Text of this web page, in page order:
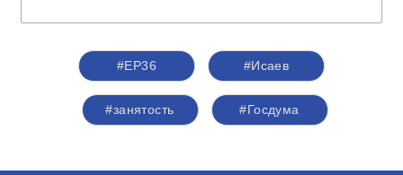
#ЕР36 #Исаев
#занятость #Госдума